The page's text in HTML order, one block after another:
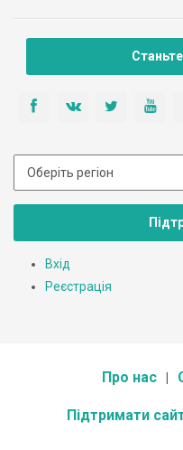
Вхід
Реєстрація
Про нас
Підтримати